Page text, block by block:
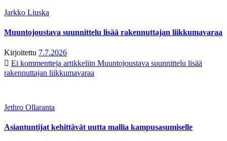
Jarkko Liuska
Muuntojoustava suunnittelu lisää rakennuttajan liikkumavaraa
Kirjoitettu 7.7.2026
Ei kommentteja artikkeliin Muuntojoustava suunnittelu lisää
rakennuttajan liikkumavaraa
Jethro Ollaranta
Asiantuntijat kehittävät uutta mallia kampusasumiselle